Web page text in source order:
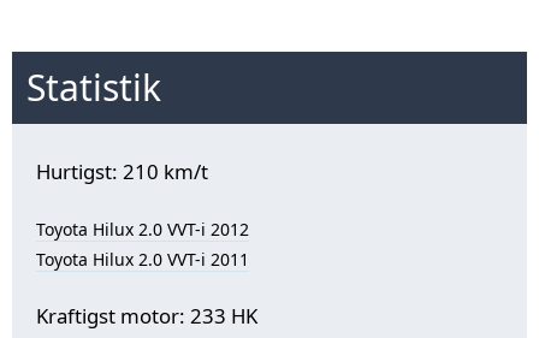
Statistik
Hurtigst: 210 km/t
Toyota Hilux 2.0 VVT-i 2012
Toyota Hilux 2.0 VVT-i 2011
Kraftigst motor: 233 HK